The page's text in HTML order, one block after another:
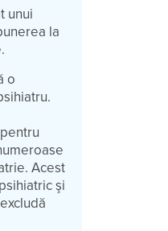
unui
la
o
Acest
şi